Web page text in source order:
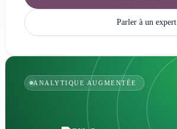
Parler à un expert
ANALYTIQUE AUGMENTÉE